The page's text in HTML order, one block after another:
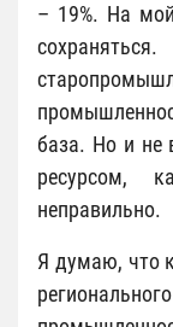
– 19%. На
база. Но и не
ресурсом,
неправильно.
Я думаю, что